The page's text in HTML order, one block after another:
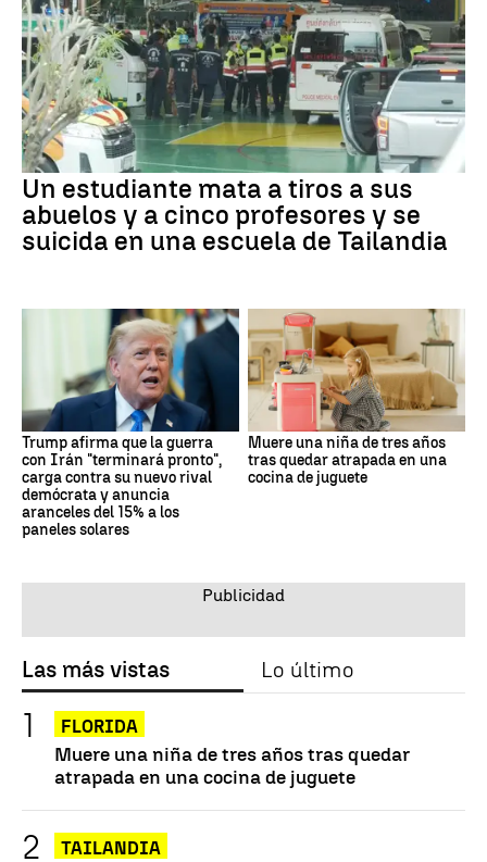
Un estudiante mata a tiros a sus
abuelos y a cinco profesores y se
suicida en una escuela de Tailandia
Trump afirma que la guerra
con Irán "terminará pronto",
carga contra su nuevo rival
demócrata y anuncia
aranceles del 15% a los
paneles solares
Muere una niña de tres años
tras quedar atrapada en una
cocina de juguete
Las más vistas Lo último
FLORIDA
Muere una niña de tres años tras quedar
atrapada en una cocina de juguete
TAILANDIA